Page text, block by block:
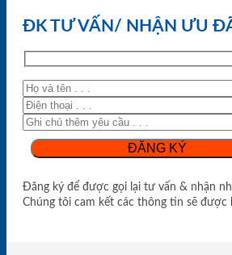
ĐK TƯ VẤN/ NHẬN ƯU
Đăng ký để được gọi lại tư vấn & nhận
Chúng tôi cam kết các thông tin sẽ được